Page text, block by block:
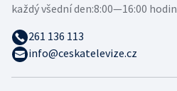
každý všední den:8:00—16:00 hodin
261 136 113
info@ceskatelevize.cz